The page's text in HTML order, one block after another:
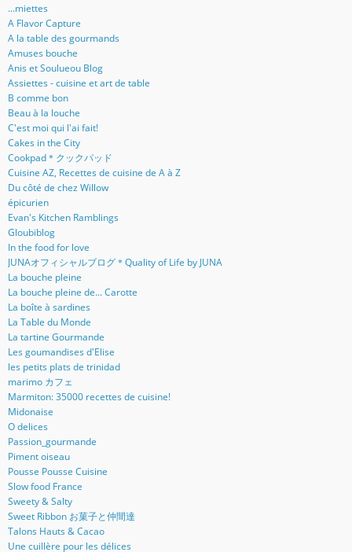
...miettes
A Flavor Capture
A la table des gourmands
Amuses bouche
Anis et Soulueou Blog
Assiettes - cuisine et art de table
B comme bon
Beau à la louche
C'est moi qui l'ai fait!
Cakes in the City
Cookpad＊クックパッド
Cuisine AZ, Recettes de cuisine de A à Z
Du côté de chez Willow
épicurien
Evan's Kitchen Ramblings
Gloubiblog
In the food for love
JUNAオフィシャルブログ＊Quality of Life by JUNA
La bouche pleine
La bouche pleine de... Carotte
La boîte à sardines
La Table du Monde
La tartine Gourmande
Les goumandises d'Elise
les petits plats de trinidad
marimo カフェ
Marmiton: 35000 recettes de cuisine!
Midonaise
O delices
Passion_gourmande
Piment oiseau
Pousse Pousse Cuisine
Slow food France
Sweety & Salty
Sweet Ribbon お菓子と仲間達
Talons Hauts & Cacao
Une cuillère pour les délices